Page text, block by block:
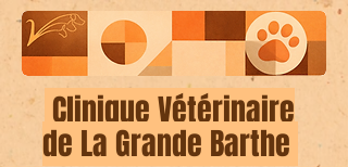
Clinique Vétérinaire
de La Grande Barthe